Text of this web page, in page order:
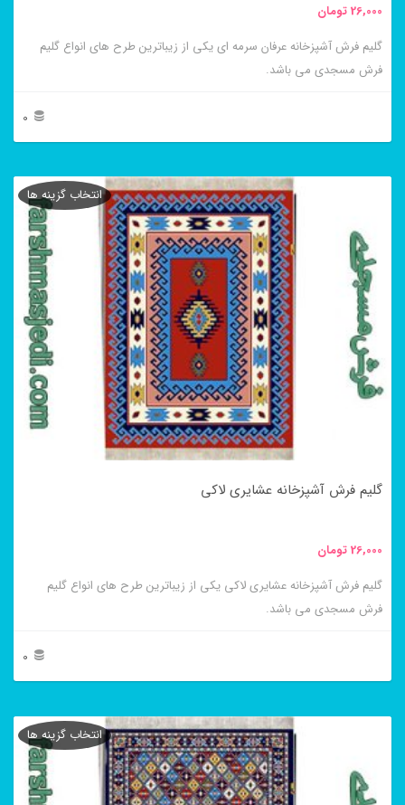
26,000تومان
گلیم فرش آشپزخانه عرفان سرمه ای یکی از زیباترین طرح های انواع گلیم
فرش مسجدی می باشد.
0
محصول
مختلفی
باشد.
گزینه
ها
صفحه
انتخاب
شوند
گلیم فرش آشپزخانه عشایری لاکی
26,000تومان
گلیم فرش آشپزخانه عشایری لاکی یکی از زیباترین طرح های انواع گلیم
فرش مسجدی می باشد.
0
انتخاب گزینه ها
محصول
انتخاب گزینه ها